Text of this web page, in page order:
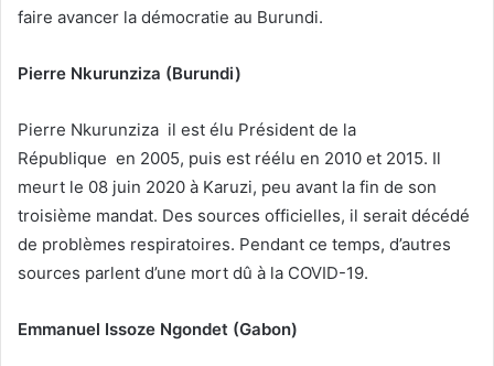
faire avancer la démocratie au Burundi.
Pierre Nkurunziza (Burundi)
Pierre Nkurunziza il est élu Président de la
République en 2005, puis est réélu en 2010 et 2015. Il
meurt le 08 juin 2020 à Karuzi, peu avant la fin de son
troisième mandat. Des sources officielles, il serait décédé
de problèmes respiratoires. Pendant ce temps, d’autres
sources parlent d’une mort dû à la COVID-19.
Emmanuel Issoze Ngondet (Gabon)